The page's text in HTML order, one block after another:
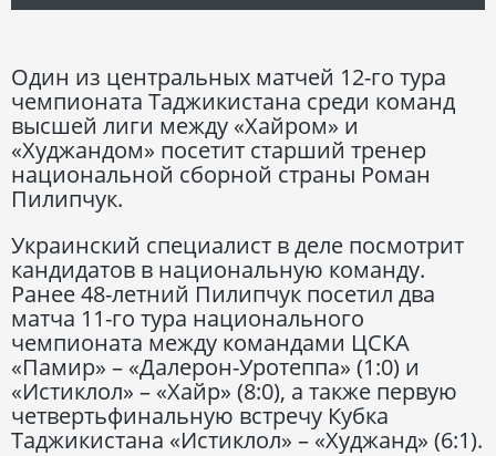
Один из центральных матчей 12-го тура
чемпионата Таджикистана среди команд
высшей лиги между «Хайром» и
«Худжандом» посетит старший тренер
национальной сборной страны Роман
Пилипчук.
Украинский специалист в деле посмотрит
кандидатов в национальную команду.
Ранее 48-летний Пилипчук посетил два
матча 11-го тура национального
чемпионата между командами ЦСКА
«Памир» – «Далерон-Уротеппа» (1:0) и
«Истиклол» – «Хайр» (8:0), а также первую
четвертьфинальную встречу Кубка
Таджикистана «Истиклол» – «Худжанд» (6:1).